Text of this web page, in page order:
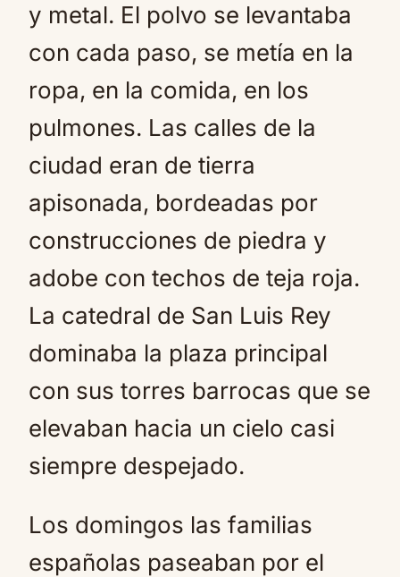
y metal. El polvo se levantaba
con cada paso, se metía en la
ropa, en la comida, en los
pulmones. Las calles de la
ciudad eran de tierra
apisonada, bordeadas por
construcciones de piedra y
adobe con techos de teja roja.
La catedral de San Luis Rey
dominaba la plaza principal
con sus torres barrocas que se
elevaban hacia un cielo casi
siempre despejado.
Los domingos las familias
españolas paseaban por el